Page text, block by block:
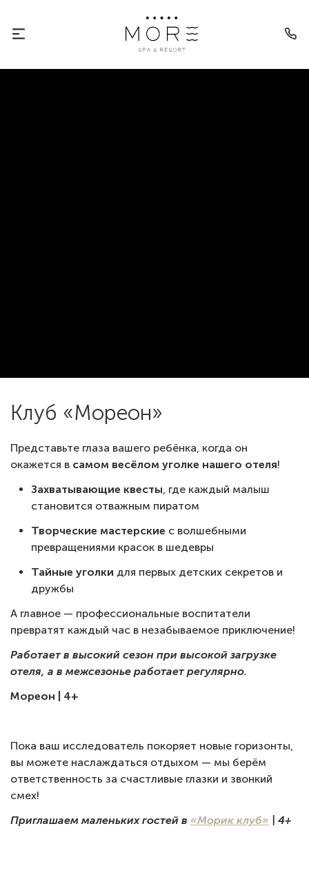
Клуб «Мореон»
Представьте глаза вашего ребёнка, когда он
окажется в самом весёлом уголке нашего отеля!
Захватывающие квесты, где каждый малыш
становится отважным пиратом
Творческие мастерские с волшебными
превращениями красок в шедевры
Тайные уголки для первых детских секретов и
дружбы
А главное — профессиональные воспитатели
превратят каждый час в незабываемое приключение!
Работает в высокий сезон при высокой загрузке
отеля, а в межсезонье работает регулярно.
Мореон | 4+
Пока ваш исследователь покоряет новые горизонты,
вы можете наслаждаться отдыхом — мы берём
ответственность за счастливые глазки и звонкий
смех!
Приглашаем маленьких гостей в «Морик клуб» | 4+